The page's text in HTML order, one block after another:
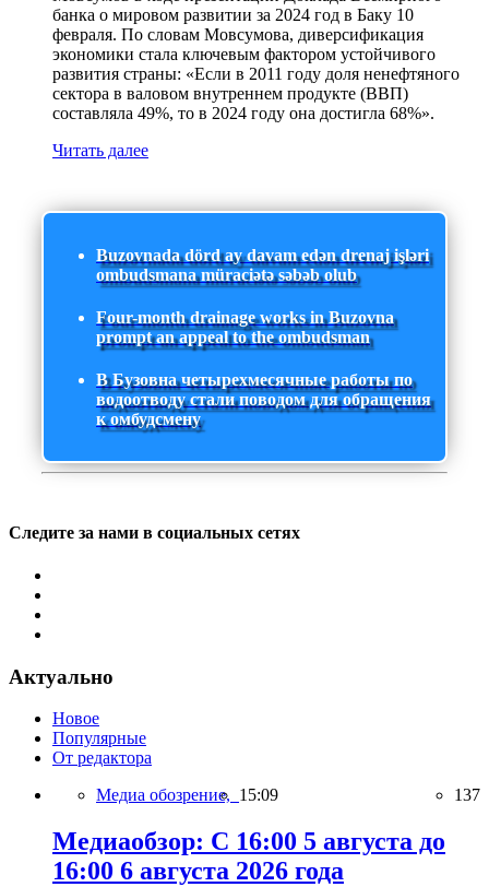
банка о мировом развитии за 2024 год в Баку 10
февраля. По словам Мовсумова, диверсификация
экономики стала ключевым фактором устойчивого
развития страны: «Если в 2011 году доля ненефтяного
сектора в валовом внутреннем продукте (ВВП)
составляла 49%, то в 2024 году она достигла 68%».
Читать далее
Buzovnada dörd ay davam edən drenaj işləri
ombudsmana müraciətə səbəb olub
Four-month drainage works in Buzovna
prompt an appeal to the ombudsman
В Бузовна четырехмесячные работы по
водоотводу стали поводом для обращения
к омбудсмену
Следите за нами в социальных сетях
Актуально
Новое
Популярные
От редактора
Медиа обозрение, 15:09 137
Медиаобзор: С 16:00 5 августа до
16:00 6 августа 2026 года